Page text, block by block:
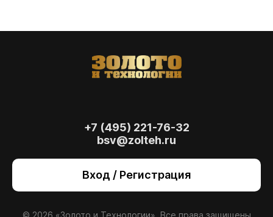
+7 (495) 221-76-32
bsv@zolteh.ru
Вход / Регистрация
также для анализа сайта и улучшения